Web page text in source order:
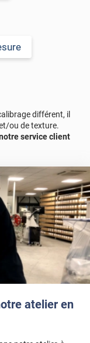
atelier en
le premier lavage.
et nos réseaux
à commander un
différent, il
ou de texture.
service client